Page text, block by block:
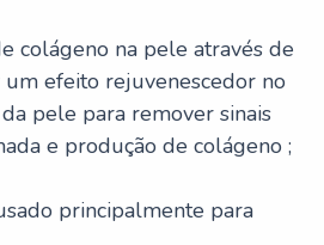
colágeno na pele através de
efeito rejuvenescedor no
pele para remover sinais
e produção de colágeno ;
principalmente para